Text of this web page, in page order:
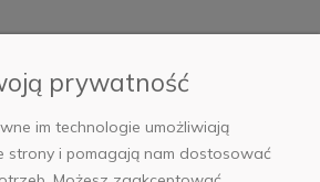
prywatność
im technologie umożliwiają
strony i pomagają nam dostosować